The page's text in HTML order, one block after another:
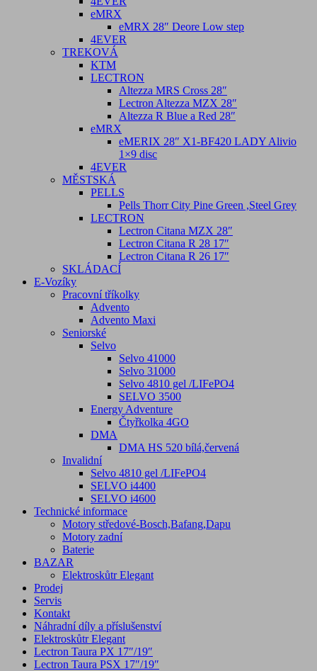
eMRX
eMRX 28″ Deore Low step
4EVER
TREKOVÁ
KTM
LECTRON
Altezza MRS Cross 28″
Lectron Altezza MZX 28″
Altezza R Blue a Red 28″
eMRX
eMERIX 28″ X1-BF420 LADY Alivio
1×9 disc
4EVER
MĚSTSKÁ
PELLS
Pells Thorr City Pine Green ,Steel Grey
LECTRON
Lectron Citana MZX 28″
Lectron Citana R 28 17″
Lectron Citana R 26 17″
SKLÁDACÍ
E-Vozíky
Pracovní tříkolky
Advento
Advento Maxi
Seniorské
Selvo
Selvo 41000
Selvo 31000
Selvo 4810 gel /LIFePO4
SELVO 3500
Energy Adventure
Čtyřkolka 4GO
DMA
DMA HS 520 bílá,červená
Invalidní
Selvo 4810 gel /LIFePO4
SELVO i4400
SELVO i4600
Technické informace
Motory středové-Bosch,Bafang,Dapu
Motory zadní
Baterie
BAZAR
Elektroskůtr Elegant
Prodej
Servis
Kontakt
Náhradní díly a příslušenství
Elektroskůtr Elegant
Lectron Taura PX 17″/19″
Lectron Taura PSX 17″/19″